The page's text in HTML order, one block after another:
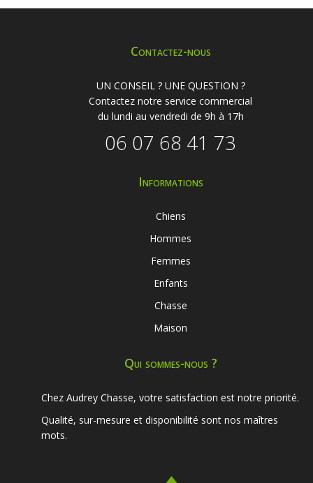
Contactez-nous
UN CONSEIL ? UNE QUESTION ?
Contactez notre service commercial
du lundi au vendredi de 9h à 17h
06 07 68 41 73
Informations
Chiens
Hommes
Femmes
Enfants
Chasse
Maison
Qui sommes-nous ?
Chez Audrey Chasse, votre satisfaction est notre priorité.
Qualité, sur-mesure et disponibilité sont nos maîtres
mots.